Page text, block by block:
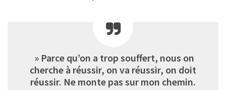
» Parce qu’on a trop souffert, nous on
cherche à réussir, on va réussir, on doit
réussir. Ne monte pas sur mon chemin.